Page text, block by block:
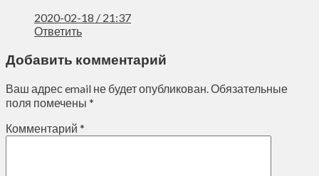
2020-02-18 / 21:37
Ответить
Добавить комментарий
Ваш адрес email не будет опубликован. Обязательные
поля помечены *
Комментарий *